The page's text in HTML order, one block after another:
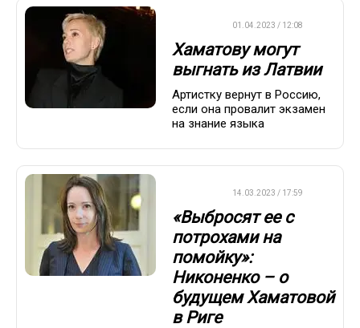
01.04.2023 / 12:08
Хаматову могут
выгнать из Латвии
Артистку вернут в Россию,
если она провалит экзамен
на знание языка
14.03.2023 / 17:59
«Выбросят ее с
потрохами на
помойку»:
Никоненко – о
будущем Хаматовой
в Риге